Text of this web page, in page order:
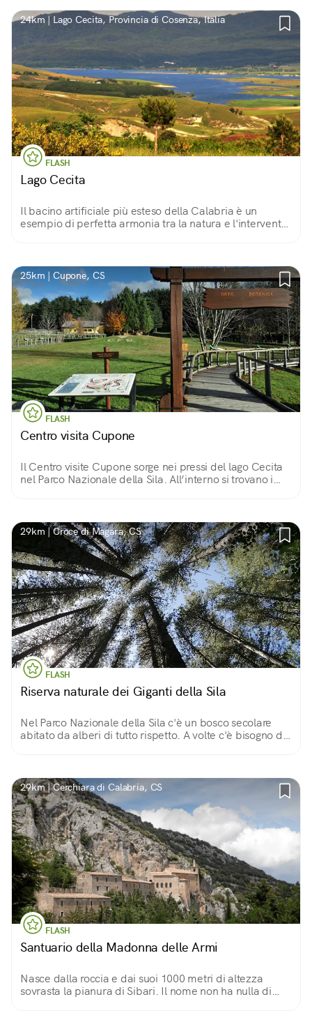
24km | Lago Cecita, Provincia di Cosenza, Italia
FLASH
Lago Cecita
Il bacino artificiale più esteso della Calabria è un
esempio di perfetta armonia tra la natura e l'intervento
25km | Cupone, CS
FLASH
Centro visita Cupone
Il Centro visite Cupone sorge nei pressi del lago Cecita
nel Parco Nazionale della Sila. All’interno si trovano i
29km | Croce di Magara, CS
FLASH
Riserva naturale dei Giganti della Sila
Nel Parco Nazionale della Sila c'è un bosco secolare
abitato da alberi di tutto rispetto. A volte c'è bisogno di
29km | Cerchiara di Calabria, CS
FLASH
Santuario della Madonna delle Armi
Nasce dalla roccia e dai suoi 1000 metri di altezza
sovrasta la pianura di Sibari. Il nome non ha nulla di